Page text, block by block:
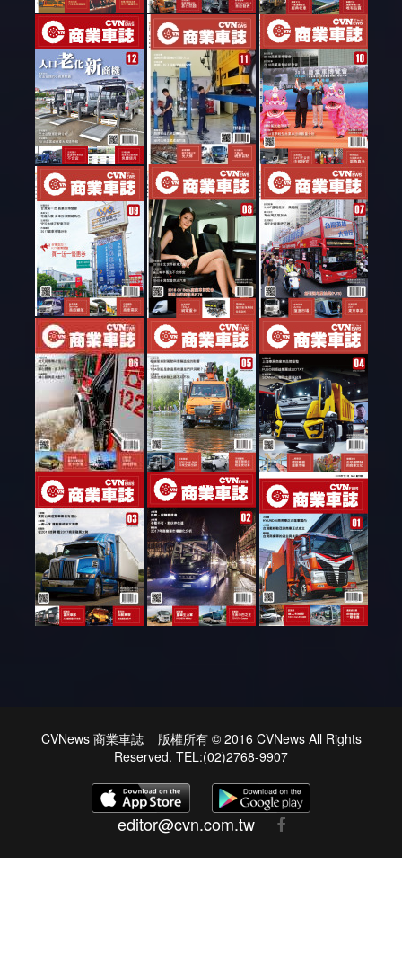
CVNews 商業車誌 版權所有 © 2016 CVNews All Rights
Reserved. TEL:(02)2768-9907
editor@cvn.com.tw